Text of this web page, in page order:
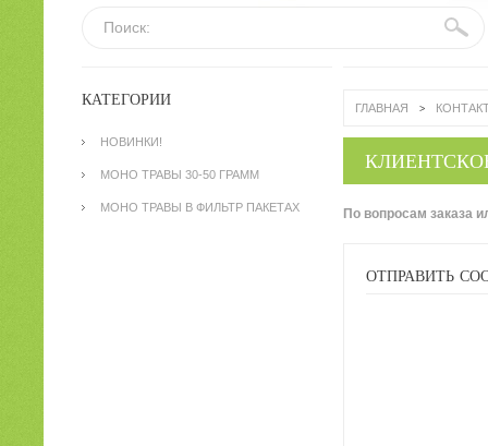
КАТЕГОРИИ
НОВИНКИ!
МОНО ТРАВЫ 30-50 ГРАММ
МОНО ТРАВЫ В ФИЛЬТР ПАКЕТАХ
ГЛАВНАЯ >
По вопросам заказа
ОТПРАВИТЬ